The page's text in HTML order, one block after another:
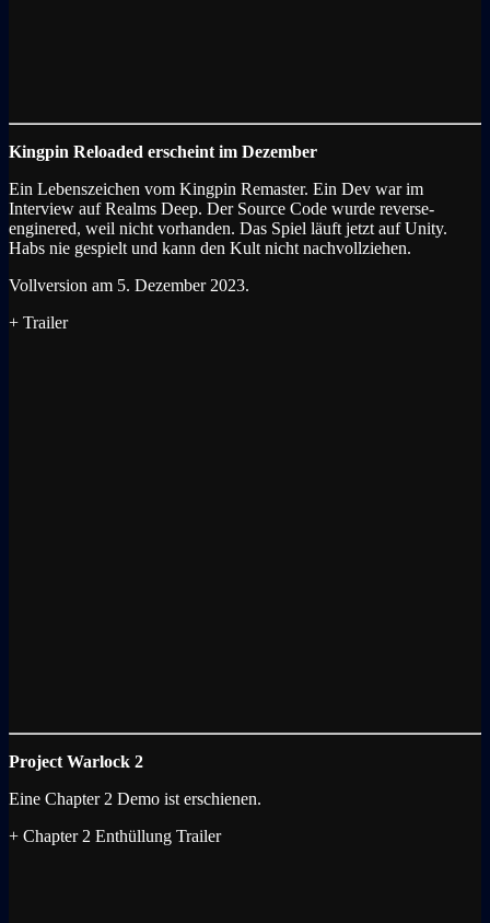
Kingpin Reloaded erscheint im Dezember
Ein Lebenszeichen vom Kingpin Remaster. Ein Dev war im
Interview auf Realms Deep. Der Source Code wurde reverse-
enginered, weil nicht vorhanden. Das Spiel läuft jetzt auf Unity.
Habs nie gespielt und kann den Kult nicht nachvollziehen.
Vollversion am 5. Dezember 2023.
+ Trailer
Project Warlock 2
Eine Chapter 2 Demo ist erschienen.
+ Chapter 2 Enthüllung Trailer